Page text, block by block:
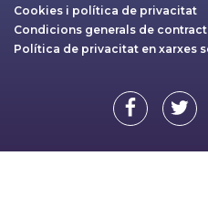
Cookies i política de privacitat
Condicions generals de
Política de privacitat en xarxes
Facebook